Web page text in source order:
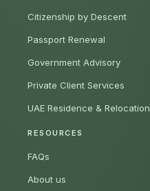
Citizenship by Descent
Passport Renewal
Government Advisory
Private Client Services
UAE Residence & Relocation
RESOURCES
FAQs
About us